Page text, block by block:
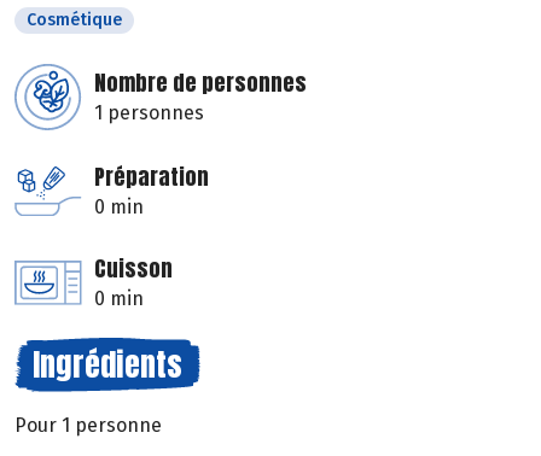
Cosmétique
Nombre de personnes
1 personnes
Préparation
0 min
Cuisson
0 min
Ingrédients
Pour 1 personne